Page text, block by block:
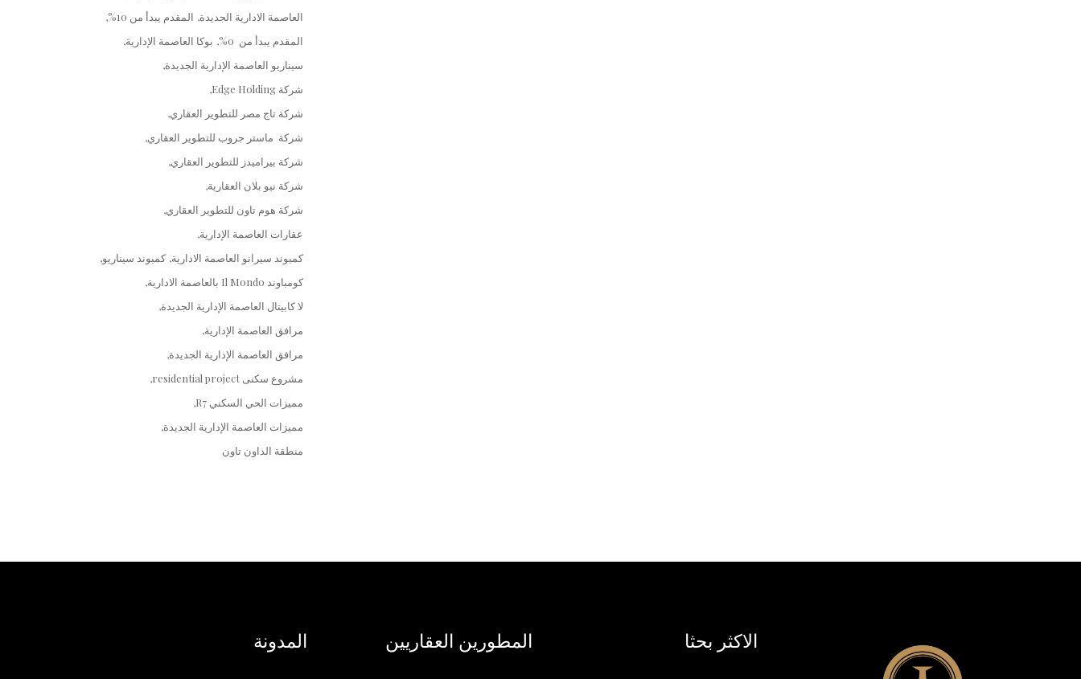
العاصمة الادارية الجديدة المقدم يبدأ من 10%
المقدم يبدأ من 0%
بوكا العاصمة الإدارية
سيناريو العاصمة الإدارية الجديدة
شركة Edge Holding
شركة تاج مصر للتطوير العقاري
شركة ماستر جروب للتطوير العقاري
شركة بيراميدز للتطوير العقاري
شركة نيو بلان العقارية
شركة هوم تاون للتطوير العقاري
عقارات العاصمة الإدارية
كمبوند سيرانو العاصمة الادارية كمبوند سيناريو
كومباوند Il Mondo بالعاصمة الادارية
لا كابيتال العاصمة الإدارية الجديدة
مرافق العاصمة الإدارية
مرافق العاصمة الإدارية الجديدة
مشروع سكنى residential project
مميزات الحي السكني R7
مميزات العاصمة الإدارية الجديدة
منطقة الداون تاون
الاكثر بحثا المطورين العقاريين المدونة